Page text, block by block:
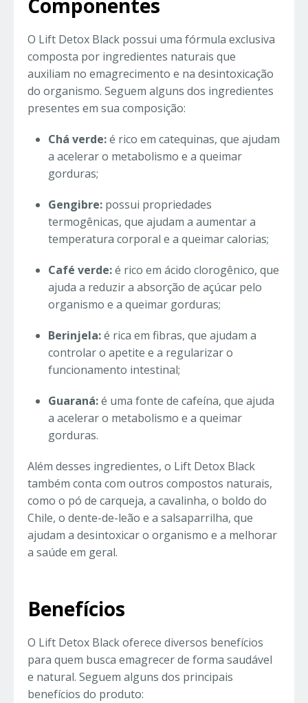
Componentes
O Lift Detox Black possui uma fórmula exclusiva
composta por ingredientes naturais que
auxiliam no emagrecimento e na desintoxicação
do organismo. Seguem alguns dos ingredientes
presentes em sua composição:
Chá verde:é rico em catequinas, que ajudam
a acelerar o metabolismo e a queimar
gorduras;
Gengibre: possui propriedades
termogênicas, que ajudam a aumentar a
temperatura corporal e a queimar calorias;
Café verde:é rico em ácido clorogênico, que
ajuda a reduzir a absorção de açúcar pelo
organismo e a queimar gorduras;
Berinjela:é rica em fibras, que ajudam a
controlar o apetite e a regularizar o
funcionamento intestinal;
Guaraná:é uma fonte de cafeína, que ajuda
a acelerar o metabolismo e a queimar
gorduras.
Além desses ingredientes, o Lift Detox Black
também conta com outros compostos naturais,
como o pó de carqueja, a cavalinha, o boldo do
Chile, o dente-de-leão e a salsaparrilha, que
ajudam a desintoxicar o organismo e a melhorar
a saúde em geral.
Benefícios
O Lift Detox Black oferece diversos benefícios
para quem busca emagrecer de forma saudável
e natural. Seguem alguns dos principais
benefícios do produto: